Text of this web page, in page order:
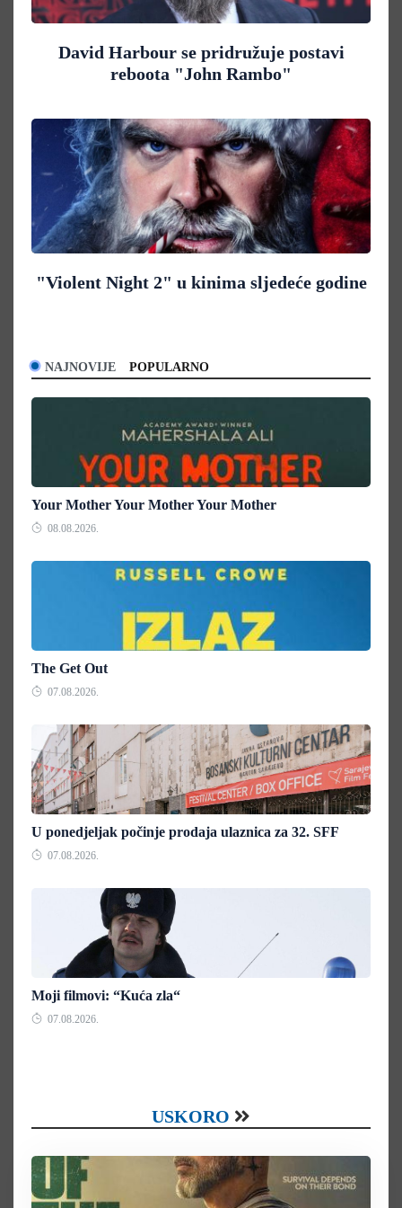
David Harbour se pridružuje postavi
reboota "John Rambo"
"Violent Night 2" u kinima sljedeće godine
NAJNOVIJE POPULARNO
Your Mother Your Mother Your Mother
08.08.2026.
The Get Out
07.08.2026.
U ponedjeljak počinje prodaja ulaznica za 32. SFF
07.08.2026.
Moji filmovi: “Kuća zla“
07.08.2026.
USKORO